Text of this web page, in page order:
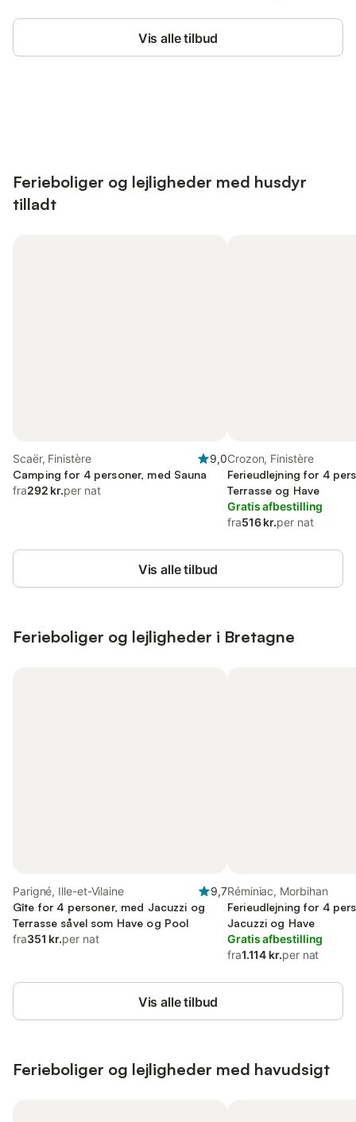
Vis alle tilbud
Ferieboliger og lejligheder med husdyr
tilladt
Scaër, Finistère
9,0
Camping for 4 personer, med Sauna
fra292 kr.per nat
Crozon, Finistère
Ferieudlejning for 4
Terrasse og Have
Gratis afbestilling
fra516 kr.per nat
Vis alle tilbud
Ferieboliger og lejligheder i Bretagne
Parigné, Ille-et-Vilaine
9,7
Gîte for 4 personer, med Jacuzzi og
Terrasse såvel som Have og Pool
fra351 kr.per nat
Réminiac, Morbihan
Ferieudlejning for 4
Jacuzzi og Have
Gratis afbestilling
fra1.114 kr.per nat
Vis alle tilbud
Ferieboliger og lejligheder med havudsigt